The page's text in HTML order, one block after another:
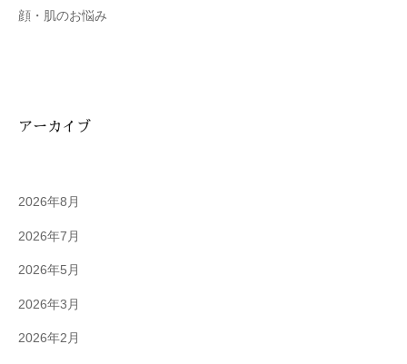
顔・肌のお悩み
アーカイブ
2026年8月
2026年7月
2026年5月
2026年3月
2026年2月